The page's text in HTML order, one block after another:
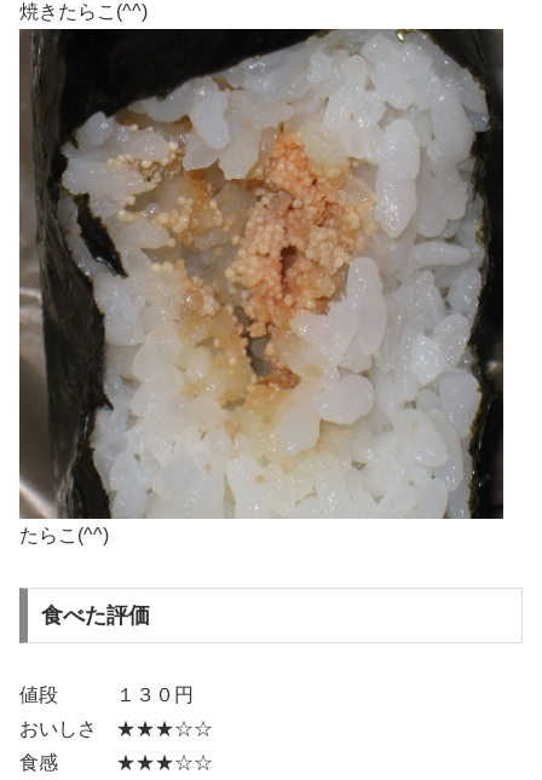
焼きたらこ(^^)
たらこ(^^)
食べた評価
値段 １３０円
おいしさ ★★★☆☆
食感 ★★★☆☆